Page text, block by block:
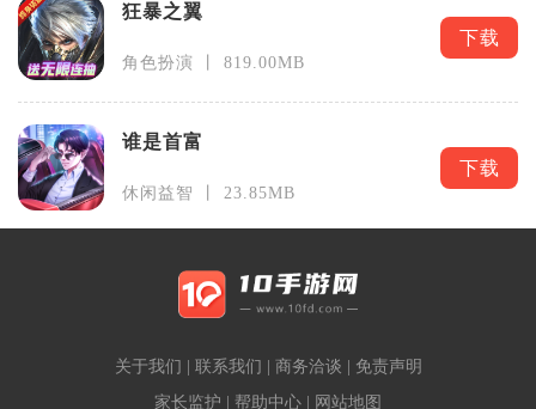
狂暴之翼
角色扮演 丨 819.00MB
下载
谁是首富
休闲益智 丨 23.85MB
下载
关于我们 联系我们 商务洽谈
免责声明
家长监护
帮助中心 网站地图